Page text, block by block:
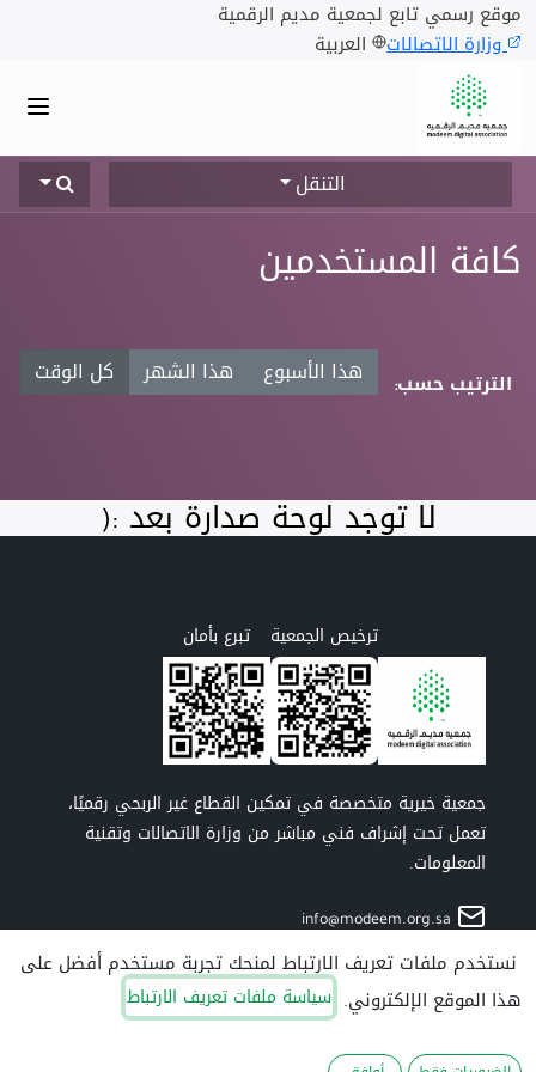
موقع رسمي تابع لجمعية مديم الرقمية
وزارة الاتصالات
العربية
التنقل
كافة المستخدمين
الترتيب حسب: هذا الأسبوع هذا الشهر كل الوقت
لا توجد لوحة صدارة بعد :(
ترخيص الجمعية تبرع بأمان
جمعية خيرية متخصصة في تمكين القطاع غير الربحي رقميًا،
تعمل تحت إشراف فني مباشر من وزارة الاتصالات وتقنية
المعلومات.
info@modeem.org.sa
الصحابة، اليرموك، حي اليرموك، بلدية الروضة، محافظة
الرياض، منطقة الرياض، 13246، السعودية
نستخدم ملفات تعريف الارتباط لمنحك تجربة مستخدم أفضل على
هذا الموقع الإلكتروني. سياسة ملفات تعريف الارتباط